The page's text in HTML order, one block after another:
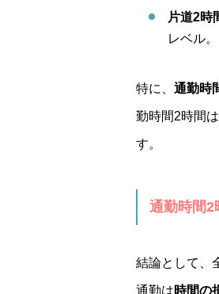
片道2時
レベル。
特に、 通勤時
勤時間2時間
す。
通勤時間2
結論として、
通勤は時間の